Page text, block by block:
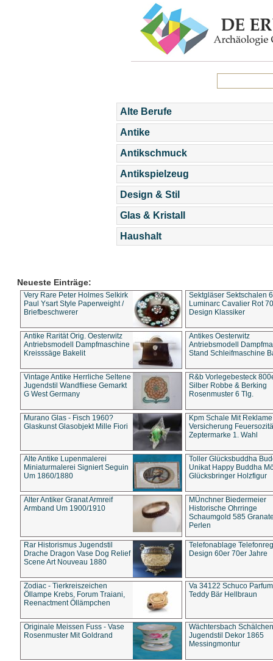
Alte Berufe
Antike
Antikschmuck
Antikspielzeug
Design & Stil
Glas & Kristall
Haushalt
Neueste Einträge:
Very Rare Peter Holmes Selkirk
Paul Ysart Style Paperweight /
Briefbeschwerer
Sektgläser Sektschalen
Luminarc Cavalier Rot
Design Klassiker
Antike Rarität Orig. Oesterwitz
Antriebsmodell Dampfmaschine
Kreisssäge Bakelit
Antikes Oesterwitz
Antriebsmodell
Stand Schleifmaschine
Vintage Antike Herrliche Seltene
Jugendstil Wandfliese Gemarkt
G West Germany
R&b Vorlegebesteck
Silber Robbe & Berking
Rosenmuster 6 Tlg.
Murano Glas - Fisch 1960?
Glaskunst Glasobjekt Mille Fiori
Kpm Schale Mit Reklame
Versicherung
Zeptermarke 1. Wahl
Alte Antike Lupenmalerei
Miniaturmalerei Signiert Seguin
Um 1860/1880
Toller Glücksbuddha
Unikat Happy Buddha
Glücksbringer Holzfigur
Alter Antiker Granat Armreif
Armband Um 1900/1910
MÜnchner Biedermeier
Historische Ohrringe
Schaumgold 585
Perlen
Rar Historismus Jugendstil
Drache Dragon Vase Dog Relief
Scene Art Nouveau 1880
Telefonablage
Design 60er 70er Jahre
Zodiac - Tierkreiszeichen
Öllampe Krebs, Forum Traiani,
Reenactment Öllämpchen
Va 34122 Schuco
Teddy Bär Hellbraun
Originale Meissen Fuss - Vase
Rosenmuster Mit Goldrand
Wächtersbach Schälchen
Jugendstil Dekor 1865
Messingmontur